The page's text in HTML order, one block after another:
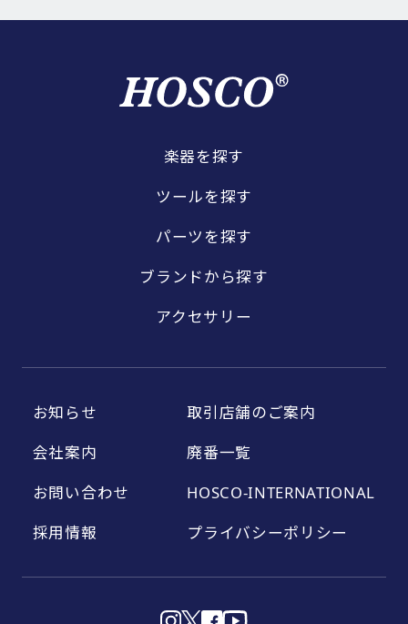
楽器を探す
ツールを探す
パーツを探す
ブランドから探す
アクセサリー
お知らせ
会社案内
お問い合わせ
採用情報
取引店舗のご案内
廃番一覧
HOSCO-INTERNATIONAL
プライバシーポリシー